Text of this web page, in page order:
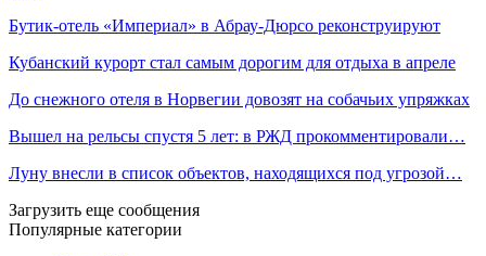
Бутик-отель «Империал» в Абрау-Дюрсо реконструируют
Кубанский курорт стал самым дорогим для отдыха в апреле
До снежного отеля в Норвегии довозят на собачьих упряжках
Вышел на рельсы спустя 5 лет: в РЖД прокомментировали…
Луну внесли в список объектов, находящихся под угрозой…
Загрузить еще сообщения
Популярные категории